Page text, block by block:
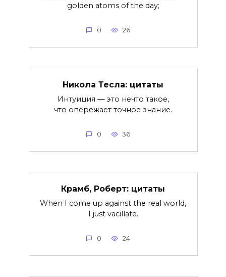
golden atoms of the day;
0 26
Никола Тесла: цитаты
Интуиция — это нечто такое,
что опережает точное знание.
0 36
Крамб, Роберт: цитаты
When I come up against the real world,
I just vacillate.
0 24